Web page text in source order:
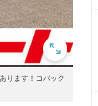
ります！コバック